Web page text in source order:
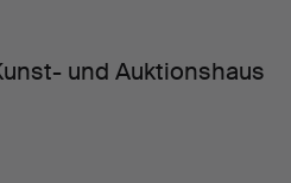
und Auktionshaus